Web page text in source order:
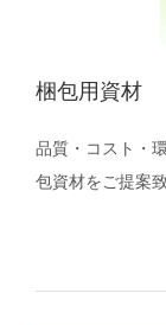
梱包用資材
品質・コスト・
包資材をご提案致